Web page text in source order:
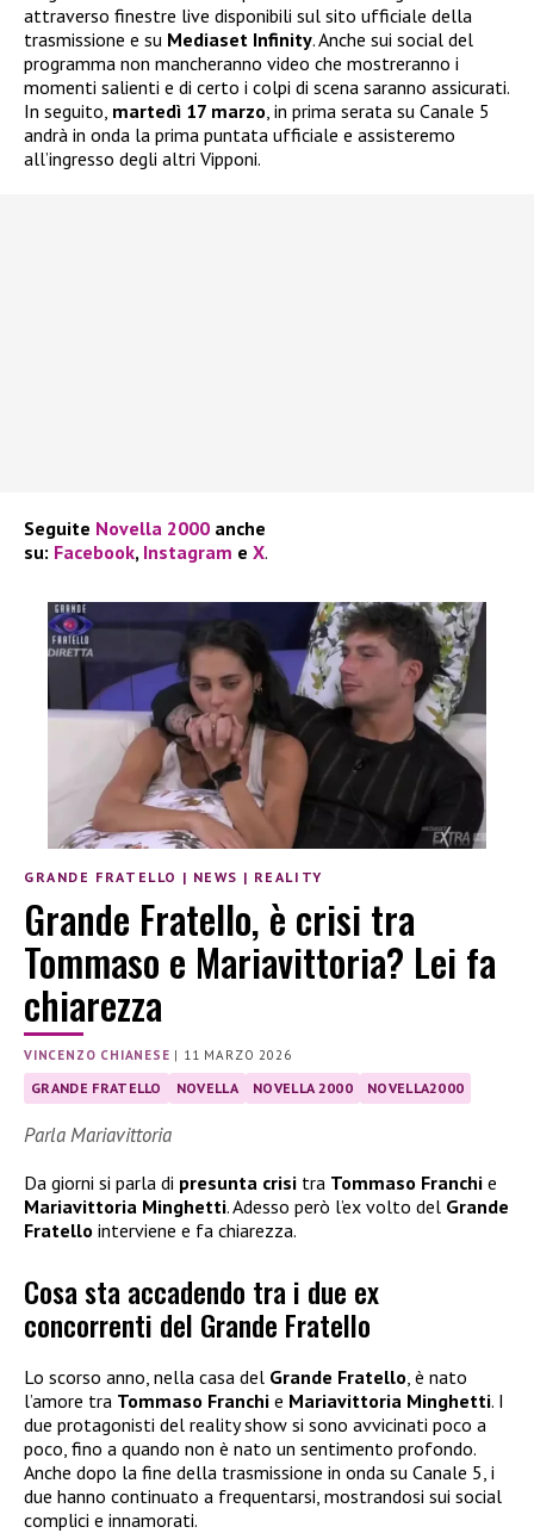
attraverso finestre live disponibili sul sito ufficiale della
trasmissione e su Mediaset Infinity. Anche sui social del
programma non mancheranno video che mostreranno i
momenti salienti e di certo i colpi di scena saranno assicurati.
In seguito, martedì 17 marzo, in prima serata su Canale 5
andrà in onda la prima puntata ufficiale e assisteremo
all’ingresso degli altri Vipponi.
Seguite Novella 2000 anche
su: Facebook, Instagram e X.
GRANDE FRATELLO | NEWS | REALITY
Grande Fratello, è crisi tra
Tommaso e Mariavittoria? Lei fa
chiarezza
VINCENZO CHIANESE | 11 MARZO 2026
GRANDE FRATELLO NOVELLA NOVELLA 2000 NOVELLA2000
Parla Mariavittoria
Da giorni si parla di presunta crisi tra Tommaso Franchi e
Mariavittoria Minghetti. Adesso però l’ex volto del Grande
Fratello interviene e fa chiarezza.
Cosa sta accadendo tra i due ex
concorrenti del Grande Fratello
Lo scorso anno, nella casa del Grande Fratello , è nato
l’amore tra Tommaso Franchi e Mariavittoria Minghetti. I
due protagonisti del reality show si sono avvicinati poco a
poco, fino a quando non è nato un sentimento profondo.
Anche dopo la fine della trasmissione in onda su Canale 5, i
due hanno continuato a frequentarsi, mostrandosi sui social
complici e innamorati.